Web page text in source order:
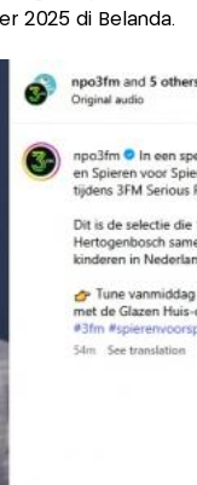
2025 di Belanda.